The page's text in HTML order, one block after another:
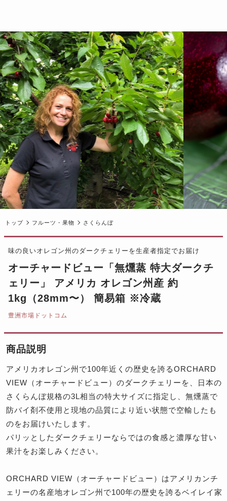
トップ フルーツ・果物 さくらんぼ
味の良いオレゴン州のダークチェリーを生産者指定でお届け
オーチャードビュー「無燻蒸 特大ダークチ
ェリー」 アメリカ オレゴン州産 約
1kg（28mm〜） 簡易箱 ※冷蔵
豊洲市場ドットコム
商品説明
アメリカオレゴン州で100年近くの歴史を誇るORCHARD
VIEW（オーチャードビュー）のダークチェリーを、日本の
さくらんぼ規格の3L相当の特大サイズに指定し、無燻蒸で
防バイ剤不使用と現地の品質により近い状態で空輸したも
のをお届けいたします。
パリッとしたダークチェリーならではの食感と濃厚な甘い
果汁をお楽しみください。
ORCHARD VIEW（オーチャードビュー）はアメリカンチ
ェリーの名産地オレゴン州で100年の歴史を誇るベイレイ家